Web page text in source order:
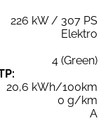
226 kW / 307 PS
Elektro
4 (Green)
20,6 kWh/100km
0 g/km
A